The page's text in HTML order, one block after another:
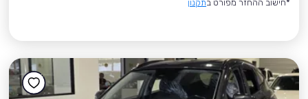
*חישוב ההחזר מפורט בתקנון